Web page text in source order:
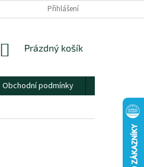
Přihlášení
NÁKUPNÍ
Prázdný košík
Obchodní podmínky